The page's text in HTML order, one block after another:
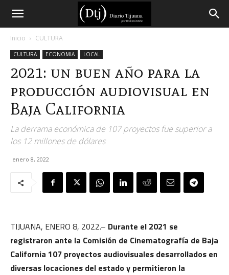
Diario
Tijuana
Inicio CULTURA
CULTURA ECONOMIA LOCAL
2021: un buen año para la
producción audiovisual en
Baja California
La derrama económica de 107 proyectos fue superior a
los 12 millones de dólares
enero 8, 2022
TIJUANA, ENERO 8, 2022.– Durante el 2021 se
registraron ante la Comisión de Cinematografía de Baja
California 107 proyectos audiovisuales desarrollados en
diversas locaciones del estado y permitieron la